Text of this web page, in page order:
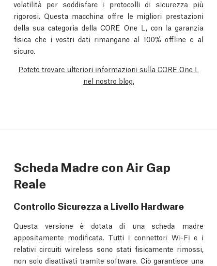
volatilità per soddisfare i protocolli di sicurezza più
rigorosi. Questa macchina offre le migliori prestazioni
della sua categoria della CORE One L, con la garanzia
fisica che i vostri dati rimangano al 100% offline e al
sicuro.
Potete trovare ulteriori informazioni sulla CORE One L
nel nostro blog.
Scheda Madre con Air Gap
Reale
Controllo Sicurezza a Livello Hardware
Questa versione è dotata di una scheda madre
appositamente modificata. Tutti i connettori Wi-Fi e i
relativi circuiti wireless sono stati fisicamente rimossi,
non solo disattivati tramite software. Ciò garantisce una